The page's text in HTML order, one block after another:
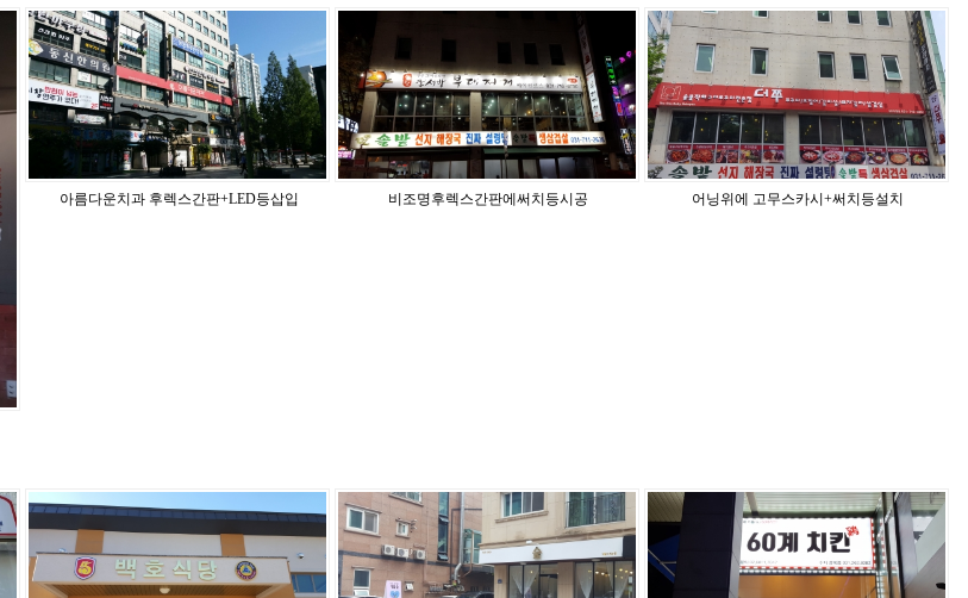
아름다운치과 후렉스간판+LED등삽입 비조명후렉스간판에써치등시공 어닝위에 고무스카시+써치등설치